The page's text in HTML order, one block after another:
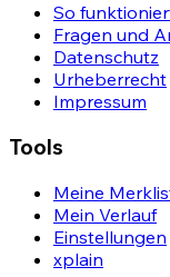
So
Fragen und
Datenschutz
Urheberrecht
Impressum
Tools
Meine
Mein Verlauf
Einstellungen
xplain